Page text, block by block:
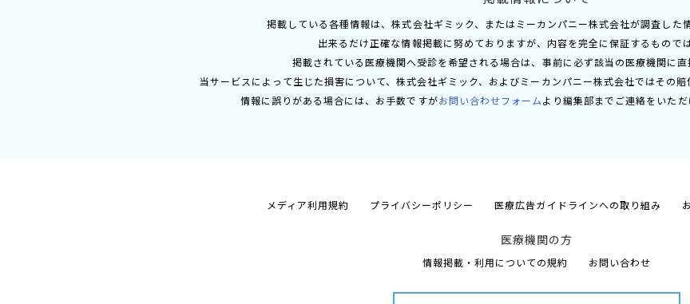
掲載している各種情報は、株式会社ギミック、またはミーカンパニー株式会社が調査した
出来るだけ正確な情報掲載に努めておりますが、内容を完全に保証するもので
掲載されている医療機関へ受診を希望される場合は、事前に必ず該当の医療機関に直
当サービスによって生じた損害について、株式会社ギミック、およびミーカンパニー株式会社ではその賠
情報に誤りがある場合には、お手数ですがお問い合わせフォームより編集部までご連絡をいた
メディア利用規約 プライバシーポリシー 医療広告ガイドラインへの取り組み
医療機関の方
情報掲載・利用についての規約 お問い合わせ